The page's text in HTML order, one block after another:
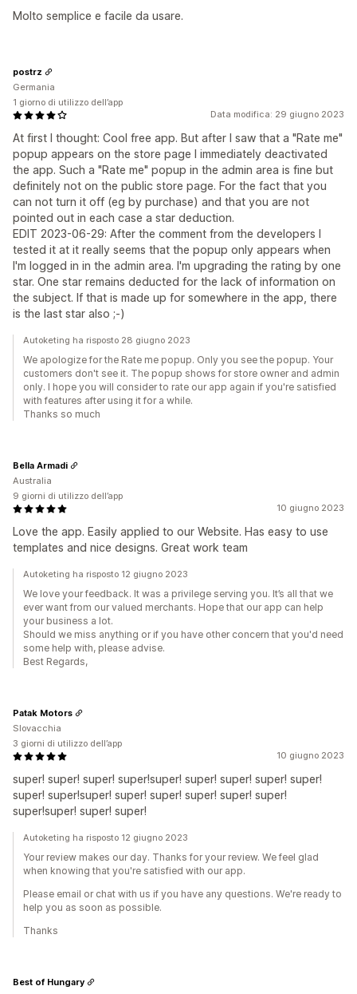
Molto semplice e facile da usare.
Data modifica: 29 giugno 2023
At first I thought: Cool free app. But after I saw that a "Rate me"
popup appears on the store page I immediately deactivated
the app. Such a "Rate me" popup in the admin area is fine but
definitely not on the public store page. For the fact that you
can not turn it off (eg by purchase) and that you are not
pointed out in each case a star deduction.
EDIT 2023-06-29: After the comment from the developers I
tested it at it really seems that the popup only appears when
I'm logged in in the admin area. I'm upgrading the rating by one
star. One star remains deducted for the lack of information on
the subject. If that is made up for somewhere in the app, there
is the last star also ;-)
postrz
Germania
1 giorno di utilizzo dell’app
Autoketing ha risposto 28 giugno 2023
We apologize for the Rate me popup. Only you see the popup. Your
customers don't see it. The popup shows for store owner and admin
only. I hope you will consider to rate our app again if you're satisfied
with features after using it for a while.
Thanks so much
10 giugno 2023
Love the app. Easily applied to our Website. Has easy to use
templates and nice designs. Great work team
Bella Armadi
Australia
9 giorni di utilizzo dell’app
Autoketing ha risposto 12 giugno 2023
We love your feedback. It was a privilege serving you. It’s all that we
ever want from our valued merchants. Hope that our app can help
your business a lot.
Should we miss anything or if you have other concern that you'd need
some help with, please advise.
Best Regards,
10 giugno 2023
super! super! super! super!super! super! super! super! super!
super! super!super! super! super! super! super! super!
super!super! super! super!
Patak Motors
Slovacchia
3 giorni di utilizzo dell’app
Autoketing ha risposto 12 giugno 2023
Your review makes our day. Thanks for your review. We feel glad
when knowing that you're satisfied with our app.
Please email or chat with us if you have any questions. We're ready to
help you as soon as possible.
Thanks
Best of Hungary